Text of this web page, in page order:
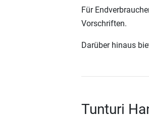
Für
Vorschriften.
Darüber hinaus
Tunturi